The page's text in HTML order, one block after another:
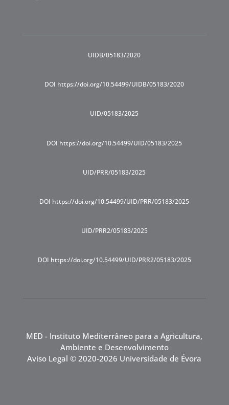
UIDB/05183/2020
DOI https://doi.org/10.54499/UIDB/05183/2020
UID/05183/2025
DOI https://doi.org/10.54499/UID/05183/2025
UID/PRR/05183/2025
DOI https://doi.org/10.54499/UID/PRR/05183/2025
UID/PRR2/05183/2025
DOI https://doi.org/10.54499/UID/PRR2/05183/2025
MED - Instituto Mediterrâneo para a Agricultura,
Ambiente e Desenvolvimento
Aviso Legal © 2020-2026 Universidade de Évora